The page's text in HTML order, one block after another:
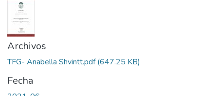
Archivos
TFG- Anabella Shvintt.pdf(647.25 KB)
Fecha